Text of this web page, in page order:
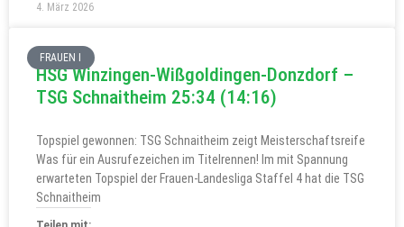
4. März 2026
FRAUEN I
HSG Winzingen-Wißgoldingen-Donzdorf –
TSG Schnaitheim 25:34 (14:16)
Topspiel gewonnen: TSG Schnaitheim zeigt Meisterschaftsreife
Was für ein Ausrufezeichen im Titelrennen! Im mit Spannung
erwarteten Topspiel der Frauen-Landesliga Staffel 4 hat die TSG
Schnaitheim